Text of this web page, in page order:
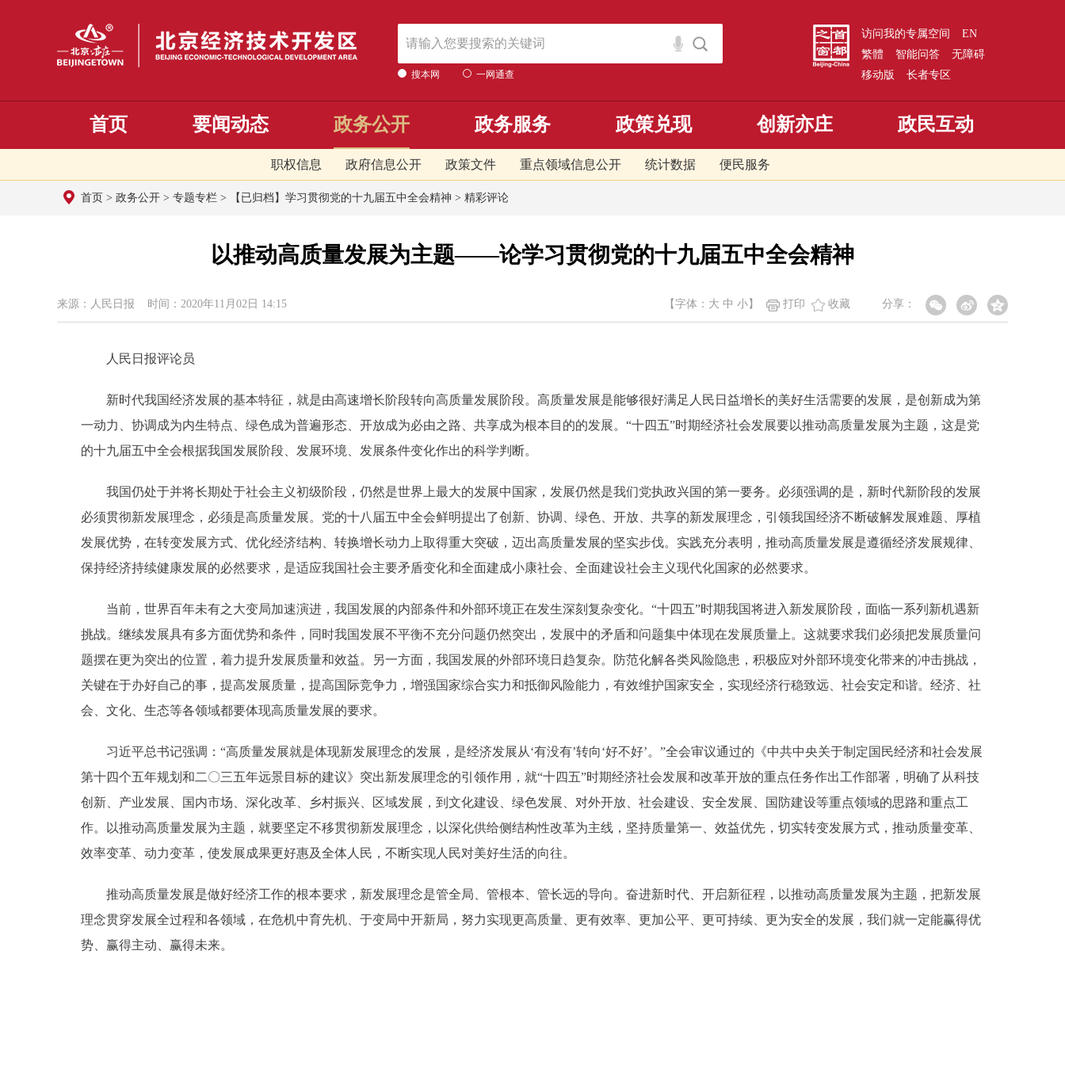
搜本网 一网通查
访问我的专属空间
EN
繁體
智能问答
无障碍
移动版
长者专区
首页 要闻动态 政务公开
职权信息 政府信息公开 政策文件 重点领域信息公开 统计数据 便民服务
政务服务 政策兑现 创新亦庄 政民互动
首页 > 政务公开 > 专题专栏 > 【已归档】学习贯彻党的十九届五中全会精神 > 精彩评论
以推动高质量发展为主题——论学习贯彻党的十九届五中全会精神
来源：人民日报 时间：2020年11月02日 14:15 分享：
【字体： 大 中 小 】 打印 收藏
人民日报评论员
新时代我国经济发展的基本特征，就是由高速增长阶段转向高质量发展阶段。高质量发展是能够很好满足人民日益增长的美好生活需要的发展，是创新成为第
一动力、协调成为内生特点、绿色成为普遍形态、开放成为必由之路、共享成为根本目的的发展。“十四五”时期经济社会发展要以推动高质量发展为主题，这是党
的十九届五中全会根据我国发展阶段、发展环境、发展条件变化作出的科学判断。
我国仍处于并将长期处于社会主义初级阶段，仍然是世界上最大的发展中国家，发展仍然是我们党执政兴国的第一要务。必须强调的是，新时代新阶段的发展
必须贯彻新发展理念，必须是高质量发展。党的十八届五中全会鲜明提出了创新、协调、绿色、开放、共享的新发展理念，引领我国经济不断破解发展难题、厚植
发展优势，在转变发展方式、优化经济结构、转换增长动力上取得重大突破，迈出高质量发展的坚实步伐。实践充分表明，推动高质量发展是遵循经济发展规律、
保持经济持续健康发展的必然要求，是适应我国社会主要矛盾变化和全面建成小康社会、全面建设社会主义现代化国家的必然要求。
当前，世界百年未有之大变局加速演进，我国发展的内部条件和外部环境正在发生深刻复杂变化。“十四五”时期我国将进入新发展阶段，面临一系列新机遇新
挑战。继续发展具有多方面优势和条件，同时我国发展不平衡不充分问题仍然突出，发展中的矛盾和问题集中体现在发展质量上。这就要求我们必须把发展质量问
题摆在更为突出的位置，着力提升发展质量和效益。另一方面，我国发展的外部环境日趋复杂。防范化解各类风险隐患，积极应对外部环境变化带来的冲击挑战，
关键在于办好自己的事，提高发展质量，提高国际竞争力，增强国家综合实力和抵御风险能力，有效维护国家安全，实现经济行稳致远、社会安定和谐。经济、社
会、文化、生态等各领域都要体现高质量发展的要求。
习近平总书记强调：“高质量发展就是体现新发展理念的发展，是经济发展从‘有没有’转向‘好不好’。”全会审议通过的《中共中央关于制定国民经济和社会发展
第十四个五年规划和二〇三五年远景目标的建议》突出新发展理念的引领作用，就“十四五”时期经济社会发展和改革开放的重点任务作出工作部署，明确了从科技
创新、产业发展、国内市场、深化改革、乡村振兴、区域发展，到文化建设、绿色发展、对外开放、社会建设、安全发展、国防建设等重点领域的思路和重点工
作。以推动高质量发展为主题，就要坚定不移贯彻新发展理念，以深化供给侧结构性改革为主线，坚持质量第一、效益优先，切实转变发展方式，推动质量变革、
效率变革、动力变革，使发展成果更好惠及全体人民，不断实现人民对美好生活的向往。
推动高质量发展是做好经济工作的根本要求，新发展理念是管全局、管根本、管长远的导向。奋进新时代、开启新征程，以推动高质量发展为主题，把新发展
理念贯穿发展全过程和各领域，在危机中育先机、于变局中开新局，努力实现更高质量、更有效率、更加公平、更可持续、更为安全的发展，我们就一定能赢得优
势、赢得主动、赢得未来。